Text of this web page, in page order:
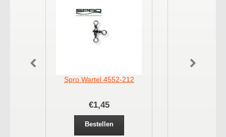
Spro Wartel 4552-212
€1,45
Bestellen